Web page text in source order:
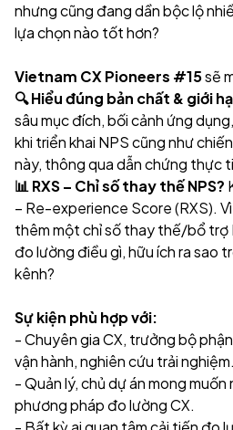
nhưng cũng đang dần bộc lộ
lựa chọn nào tốt hơn?
Vietnam CX Pioneers #15sẽ
🔍 Hiểu đúng bản chất & giới
sâu mục đích, bối cảnh ứng
khi triển khai NPS cũng như
này, thông qua dẫn chứng thực
📊 RXS – Chỉ số thay thế NPS?
– Re-experience Score (RXS).
thêm một chỉ số thay thế/bổ trợ
đo lường điều gì, hữu ích ra sao
kênh?
Sự kiện phù hợp với:
- Chuyên gia CX, trưởng bộ
vận hành, nghiên cứu trải nghiệm.
- Quản lý, chủ dự án mong muốn
phương pháp đo lường CX.